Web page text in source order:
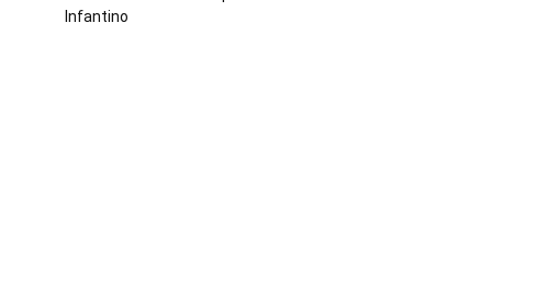
Infantino